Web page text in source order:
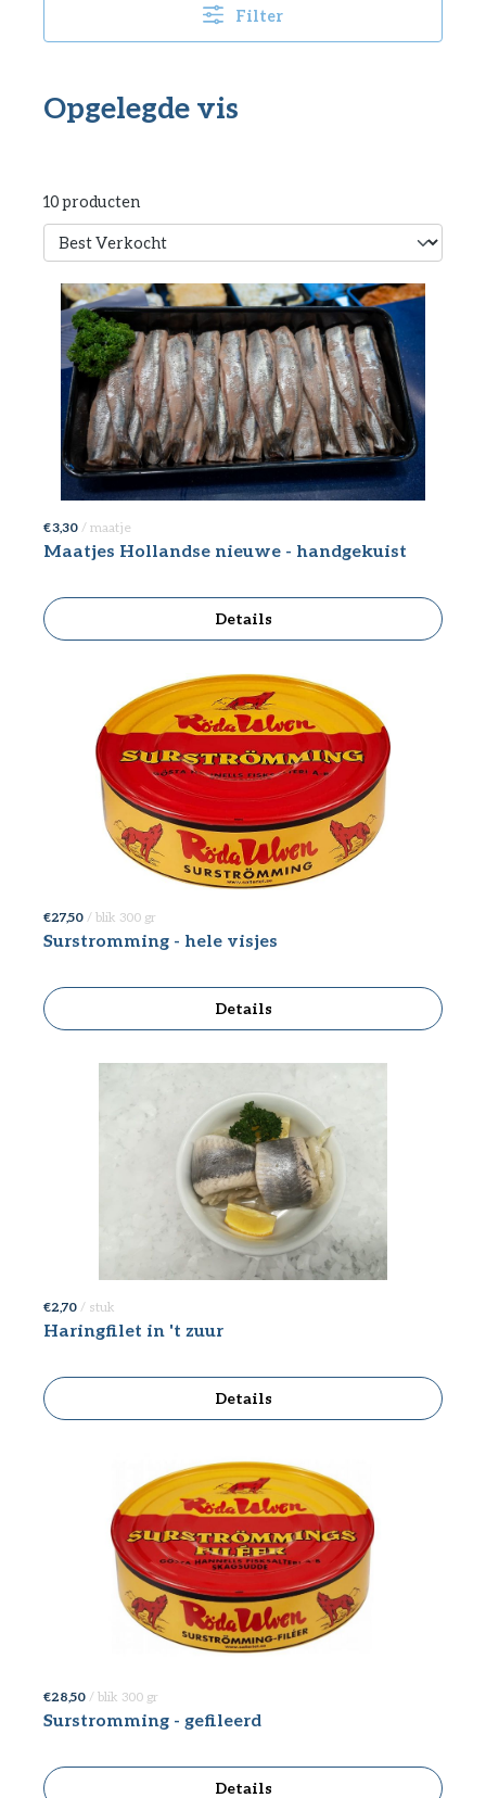
Filter
Opgelegde vis
10 producten
€ 3,30 / maatje
Maatjes Hollandse nieuwe - handgekuist
Details
€ 27,50 / blik 300 gr
Surstromming - hele visjes
Details
€ 2,70 / stuk
Haringfilet in 't zuur
Details
€ 28,50 / blik 300 gr
Surstromming - gefileerd
Details